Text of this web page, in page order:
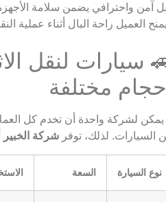
آمن واحترافي يضمن سلامة الأجهزة
العميل راحة البال أثناء عملية
سيارات لنقل
مختلفة
يمكن لشركة واحدة أن تخدم كل
السيارات. لذلك، توفر شركة الخبير
نوع السيارة السعة